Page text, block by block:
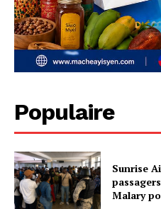
Populaire
Sunrise
Malary